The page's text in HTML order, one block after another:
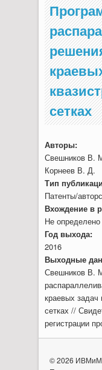
сетках
Авторы:
Свешников В.
Корнеев В. Д.
Тип
Патенты/
Вхождение в
Не определено
Год выхода:
2016
Выходные
Свешников В.
краевых задач
сетках //
регистрации
© 2026